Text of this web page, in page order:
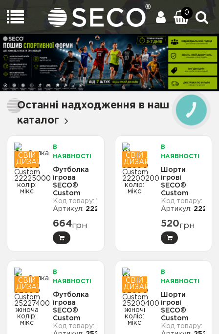
0
Останні надходження в наш
каталог
СВІЙ
ДИЗАЙН
В
НАЯВНОСТІ
Футболка
ігрова
SECO®
Custom
22225000
колiр: мікс
1460
22225000
664грн
СВІЙ
ДИЗАЙН
В
НАЯВНОСТІ
Шорти
ігрові
SECO®
Custom
22200200
колiр: мікс
520грн
СВІЙ
ДИЗАЙН
В
НАЯВНОСТІ
Футболка
ігрова
SECO®
Custom
25227400
2500
СВІЙ
ДИЗАЙН
В
НАЯВНОСТІ
Шорти
ігрові
SECO®
Custom
25200400
КНОПКА
ЗВ'ЯЗКУ